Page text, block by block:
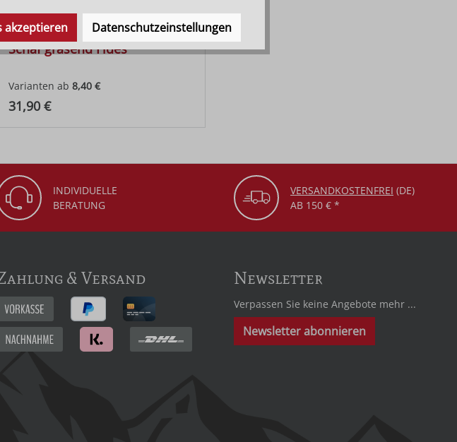
Schaf grasend Fides
Varianten ab 8,40 €
Regulärer Preis:
31,90 €
INDIVIDUELLE
BERATUNG
VERSANDKOSTENFREI (DE)
AB 150 € *
& Versand Newsletter
Verpassen Sie keine Angebote mehr ...
Newsletter abonnieren
akzeptieren Datenschutzeinstellungen